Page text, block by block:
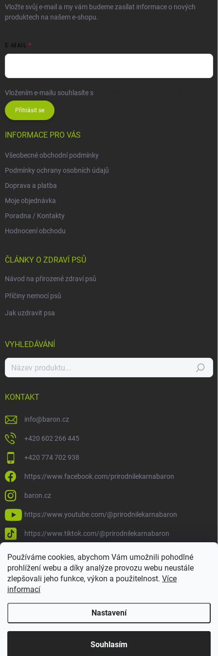
Používáme cookies, abychom Vám umožnili pohodlné
prohlížení webu a díky analýze provozu webu neustále
zlepšovali jeho funkce, výkon a použitelnost. Více
informací
Nastavení
Souhlasím
Vložte svůj e-mail a my vám budeme zasílat informace o nových
produktech na našem e-shopu.
E-MAIL
Vložením e-mailu souhlasíte s
Přihlásit se
INFORMACE PRO VÁS
Všeobecné obchodní podmínky
Podmínky ochrany osobních údajů
Doprava a platba
Moje objednávka
Poradna / Kontakty
Hodnocení obchodu
ČLÁNKY O ZDRAVÍ PSŮ
Návod na přirozené zdraví psů
Příčiny nemocí psů
Jak uzdravit psa
VYHLEDÁVÁNÍ
Hledat
KONTAKT
info@baron.cz
+420 602 266 445
+420 774 702 938
https://www.facebook.com/prirodnilekarnabaron
baron.cz
https://www.youtube.com/@prirodnilekarnabaron
https://www.tiktok.com/@prirodnilekarnabaron
Copyright 2026Baron. Všechna práva vyhrazena.Upravit nastavení
cookies